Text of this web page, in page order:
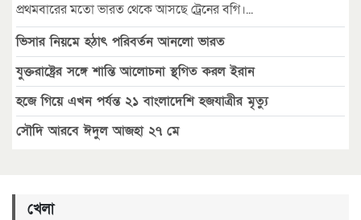
প্রথমবারের মতো ভারত থেকে আসছে ট্রেনের বগি।...
ভিসার নিয়মে হঠাৎ পরিবর্তন আনলো ভারত
যুক্তরাষ্ট্রের সঙ্গে শান্তি আলোচনা স্থগিত করল ইরান
হজে গিয়ে এখন পর্যন্ত ২১ বাংলাদেশি হজযাত্রীর মৃত্যু
সৌদি আরবে ঈদুল আজহা ২৭ মে
খেলা